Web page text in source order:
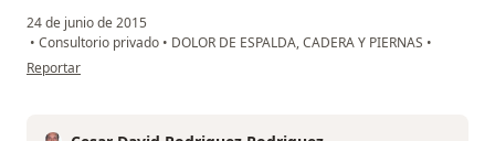
24 de junio de 2015
• Consultorio privado • DOLOR DE ESPALDA, CADERA Y PIERNAS •
en opinión del usuario anónimo
Reportar